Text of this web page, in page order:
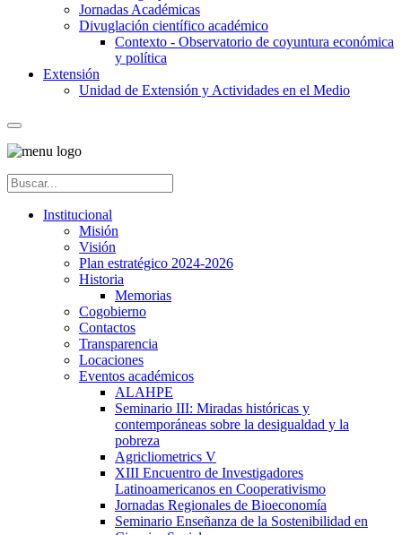
Jornadas Académicas
Divuglación científico académico
Contexto - Observatorio de coyuntura económica
y política
Extensión
Unidad de Extensión y Actividades en el Medio
Institucional
Misión
Visión
Plan estratégico 2024-2026
Historia
Memorias
Cogobierno
Contactos
Transparencia
Locaciones
Eventos académicos
ALAHPE
Seminario III: Miradas históricas y
contemporáneas sobre la desigualdad y la
pobreza
Agricliometrics V
XIII Encuentro de Investigadores
Latinoamericanos en Cooperativismo
Jornadas Regionales de Bioeconomía
Seminario Enseñanza de la Sostenibilidad en